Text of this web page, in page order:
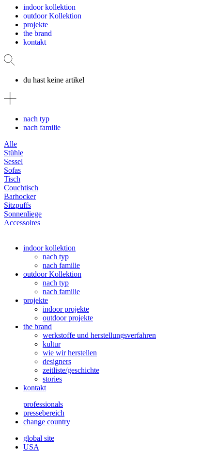
indoor kollektion
outdoor Kollektion
projekte
the brand
kontakt
du hast keine artikel
nach typ
nach familie
Alle
Stühle
Sessel
Sofas
Tisch
Couchtisch
Barhocker
Sitzpuffs
Sonnenliege
Accessoires
indoor kollektion
nach typ
nach familie
outdoor Kollektion
nach typ
nach familie
projekte
indoor projekte
outdoor projekte
the brand
werkstoffe und herstellungsverfahren
kultur
wie wir herstellen
designers
zeitliste/geschichte
stories
kontakt
professionals
pressebereich
change country
global site
USA